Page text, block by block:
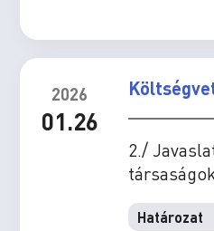
2026
01.26
2./
Határozat